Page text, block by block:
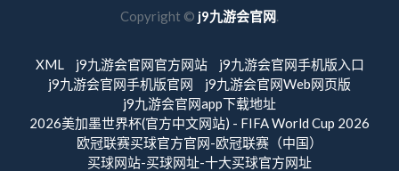
Copyright © j9九游会官网.
XML j9九游会官网官方网站
j9九游会官网手机版入口
j9九游会官网手机版官网
j9九游会官网Web网页版
j9九游会官网app下载地址
2026美加墨世界杯(官方中文网站) - FIFA World Cup 2026
欧冠联赛买球官方官网-欧冠联赛（中国）
买球网站-买球网址-十大买球官方网址